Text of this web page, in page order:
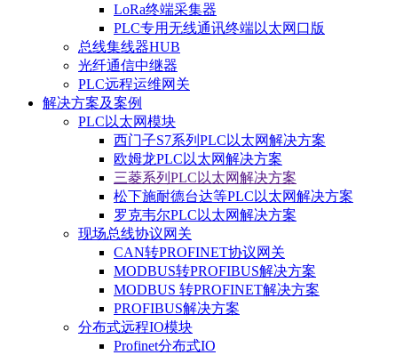
LoRa终端采集器
PLC专用无线通讯终端以太网口版
总线集线器HUB
光纤通信中继器
PLC远程运维网关
解决方案及案例
PLC以太网模块
西门子S7系列PLC以太网解决方案
欧姆龙PLC以太网解决方案
三菱系列PLC以太网解决方案
松下施耐德台达等PLC以太网解决方案
罗克韦尔PLC以太网解决方案
现场总线协议网关
CAN转PROFINET协议网关
MODBUS转PROFIBUS解决方案
MODBUS 转PROFINET解决方案
PROFIBUS解决方案
分布式远程IO模块
Profinet分布式IO